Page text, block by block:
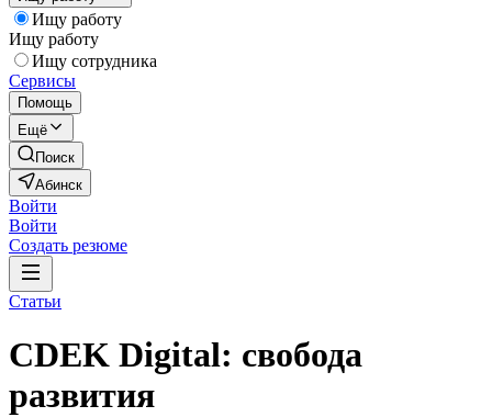
Ищу работу
Ищу работу
Ищу сотрудника
Сервисы
Помощь
Ещё
Поиск
Абинск
Войти
Войти
Создать резюме
Статьи
CDEK Digital: свобода
развития